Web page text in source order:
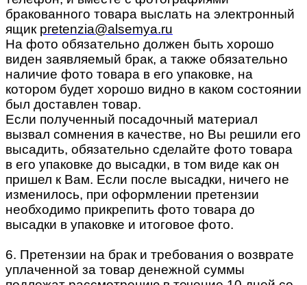
бракованного товара выслать на электронный
ящик pretenzia@alsemya.ru
На фото обязательно должен быть хорошо
виден заявляемый брак, а также обязательно
наличие фото товара в его упаковке, на
котором будет хорошо видно в каком состоянии
был доставлен товар.
Если полученный посадочный материал
вызвал сомнения в качестве, но Вы решили его
высадить, обязательно сделайте фото товара
в его упаковке до высадки, в том виде как он
пришел к Вам. Если после высадки, ничего не
изменилось, при оформлении претензии
необходимо прикрепить фото товара до
высадки в упаковке и итоговое фото.
6. Претензии на брак и требования о возврате
уплаченной за товар денежной суммы